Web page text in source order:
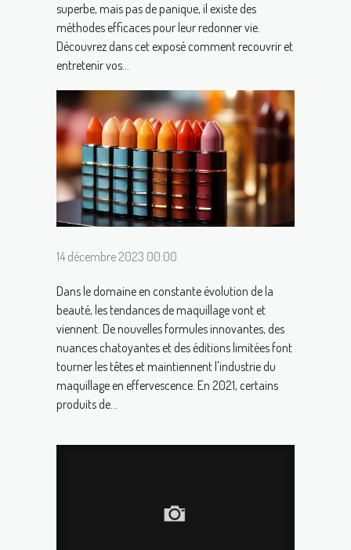
superbe, mais pas de panique, il existe des
méthodes efficaces pour leur redonner vie.
Découvrez dans cet exposé comment recouvrir et
entretenir vos...
14 décembre 2023 00:00
Dans le domaine en constante évolution de la
beauté, les tendances de maquillage vont et
viennent. De nouvelles formules innovantes, des
nuances chatoyantes et des éditions limitées font
tourner les têtes et maintiennent l'industrie du
maquillage en effervescence. En 2021, certains
produits de...